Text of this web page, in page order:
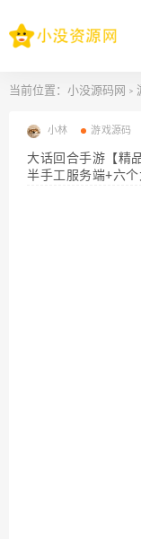
当前位置： 小没源码网 >
小林 游戏源码
大话回合手游【精
半手工服务端+六